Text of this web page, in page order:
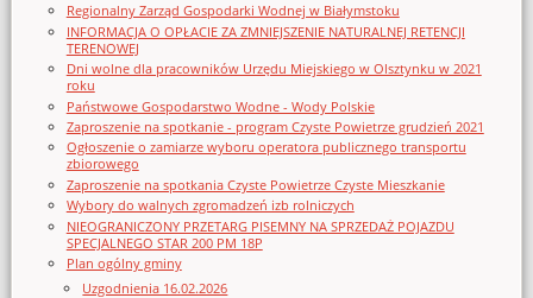
Regionalny Zarząd Gospodarki Wodnej w Białymstoku
INFORMACJA O OPŁACIE ZA ZMNIEJSZENIE NATURALNEJ RETENCJI
TERENOWEJ
Dni wolne dla pracowników Urzędu Miejskiego w Olsztynku w 2021
roku
Państwowe Gospodarstwo Wodne - Wody Polskie
Zaproszenie na spotkanie - program Czyste Powietrze grudzień 2021
Ogłoszenie o zamiarze wyboru operatora publicznego transportu
zbiorowego
Zaproszenie na spotkania Czyste Powietrze Czyste Mieszkanie
Wybory do walnych zgromadzeń izb rolniczych
NIEOGRANICZONY PRZETARG PISEMNY NA SPRZEDAŻ POJAZDU
SPECJALNEGO STAR 200 PM 18P
Plan ogólny gminy
Uzgodnienia 16.02.2026